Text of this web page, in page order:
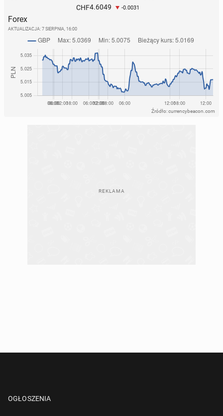
CHF4.6049 -0.0031
Forex
AKTUALIZACJA: 7 SIERPNIA, 16:00
Źródło: currencybeacon.com
OGŁOSZENIA